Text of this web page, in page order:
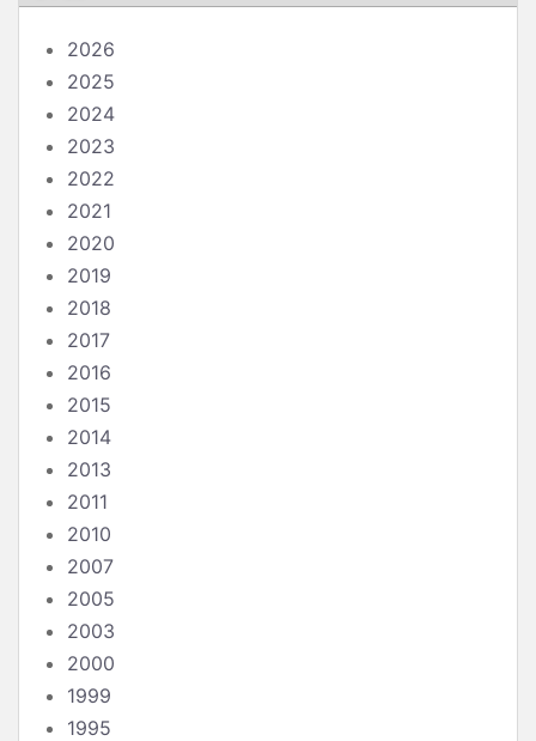
2026
2025
2024
2023
2022
2021
2020
2019
2018
2017
2016
2015
2014
2013
2011
2010
2007
2005
2003
2000
1999
1995